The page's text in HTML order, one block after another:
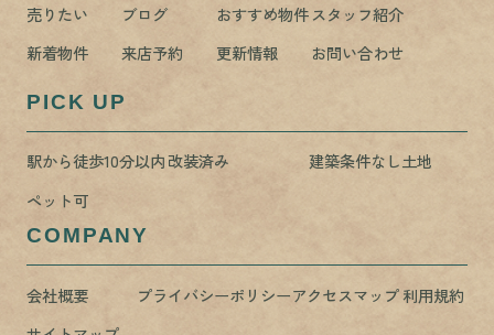
売りたい
ブログ おすすめ物件スタッフ紹介
新着物件
来店予約 更新情報 お問い合わせ
PICK UP
駅から徒歩10分以内改装済み
建築条件なし土地
ペット可
COMPANY
会社概要 プライバシーポリシーアクセスマップ利用規約